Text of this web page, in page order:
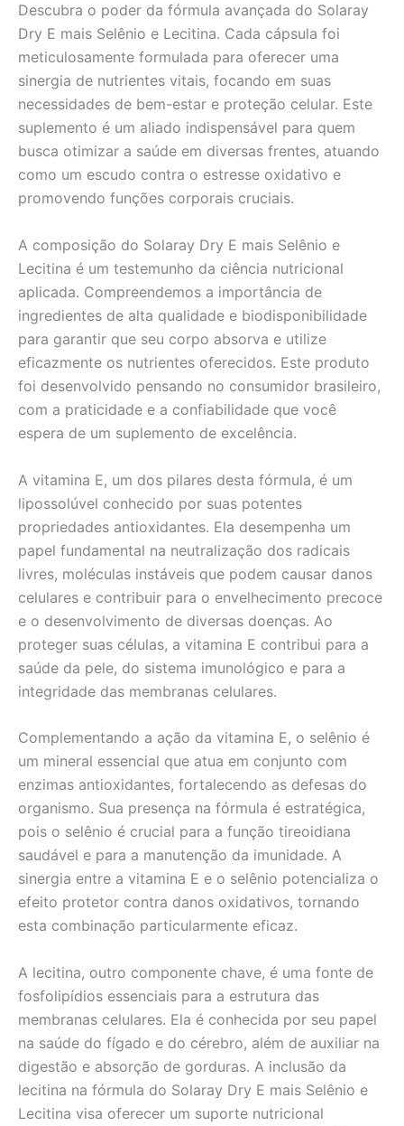
Descubra o poder da fórmula avançada do Solaray
Dry E mais Selênio e Lecitina. Cada cápsula foi
meticulosamente formulada para oferecer uma
sinergia de nutrientes vitais, focando em suas
necessidades de bem-estar e proteção celular. Este
suplemento é um aliado indispensável para quem
busca otimizar a saúde em diversas frentes, atuando
como um escudo contra o estresse oxidativo e
promovendo funções corporais cruciais.
A composição do Solaray Dry E mais Selênio e
Lecitina é um testemunho da ciência nutricional
aplicada. Compreendemos a importância de
ingredientes de alta qualidade e biodisponibilidade
para garantir que seu corpo absorva e utilize
eficazmente os nutrientes oferecidos. Este produto
foi desenvolvido pensando no consumidor brasileiro,
com a praticidade e a confiabilidade que você
espera de um suplemento de excelência.
A vitamina E, um dos pilares desta fórmula, é um
lipossolúvel conhecido por suas potentes
propriedades antioxidantes. Ela desempenha um
papel fundamental na neutralização dos radicais
livres, moléculas instáveis que podem causar danos
celulares e contribuir para o envelhecimento precoce
e o desenvolvimento de diversas doenças. Ao
proteger suas células, a vitamina E contribui para a
saúde da pele, do sistema imunológico e para a
integridade das membranas celulares.
Complementando a ação da vitamina E, o selênio é
um mineral essencial que atua em conjunto com
enzimas antioxidantes, fortalecendo as defesas do
organismo. Sua presença na fórmula é estratégica,
pois o selênio é crucial para a função tireoidiana
saudável e para a manutenção da imunidade. A
sinergia entre a vitamina E e o selênio potencializa o
efeito protetor contra danos oxidativos, tornando
esta combinação particularmente eficaz.
A lecitina, outro componente chave, é uma fonte de
fosfolipídios essenciais para a estrutura das
membranas celulares. Ela é conhecida por seu papel
na saúde do fígado e do cérebro, além de auxiliar na
digestão e absorção de gorduras. A inclusão da
lecitina na fórmula do Solaray Dry E mais Selênio e
Lecitina visa oferecer um suporte nutricional